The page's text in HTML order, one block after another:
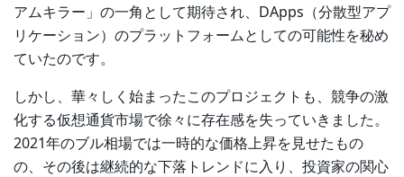
アムキラー」の一角として期待され、DApps（分散型アプ
リケーション）のプラットフォームとしての可能性を秘め
ていたのです。
しかし、華々しく始まったこのプロジェクトも、競争の激
化する仮想通貨市場で徐々に存在感を失っていきました。
2021年のブル相場では一時的な価格上昇を見せたもの
の、その後は継続的な下落トレンドに入り、投資家の関心